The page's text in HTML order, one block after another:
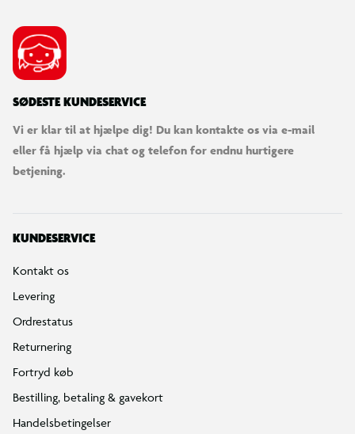
SØDESTE KUNDESERVICE
Vi er klar til at hjælpe dig! Du kan kontakte os via e-mail
eller få hjælp via chat og telefon for endnu hurtigere
betjening.
KUNDESERVICE
Kontakt os
Levering
Ordrestatus
Returnering
Fortryd køb
Bestilling, betaling & gavekort
Handelsbetingelser